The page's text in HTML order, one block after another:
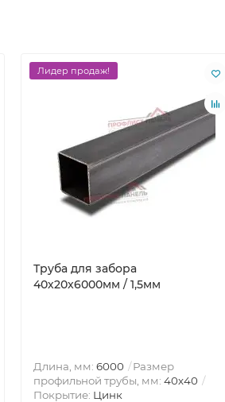
Лидер продаж!
Труба для забора
40х20x6000мм / 1,5мм
Длина, мм: 6000
Размер
профильной трубы, мм: 40х40
Покрытие: Цинк